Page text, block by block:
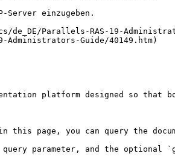
einzugeben.
Parallels-RAS-19-
Guide/40149.htm)
platform designed so that
page, you can query the
query parameter, and the optional